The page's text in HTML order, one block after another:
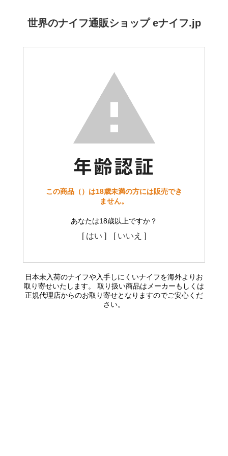
世界のナイフ通販ショップ eナイフ.jp
この商品（）は18歳未満の方には販売でき
ません。
あなたは18歳以上ですか？
[ はい ] [ いいえ ]
日本未入荷のナイフや入手しにくいナイフを海外よりお
取り寄せいたします。 取り扱い商品はメーカーもしくは
正規代理店からのお取り寄せとなりますのでご安心くだ
さい。